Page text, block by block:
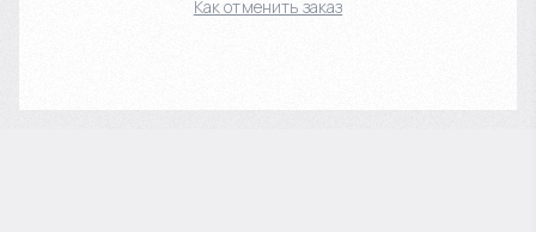
Как отменить заказ